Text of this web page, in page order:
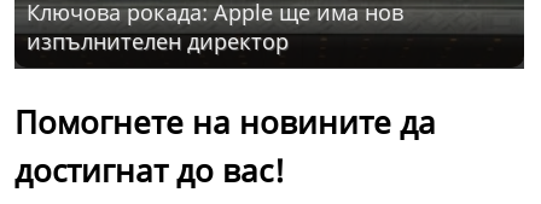
Ключова рокада: Apple ще има нов
изпълнителен директор
Помогнете на новините да
достигнат до вас!